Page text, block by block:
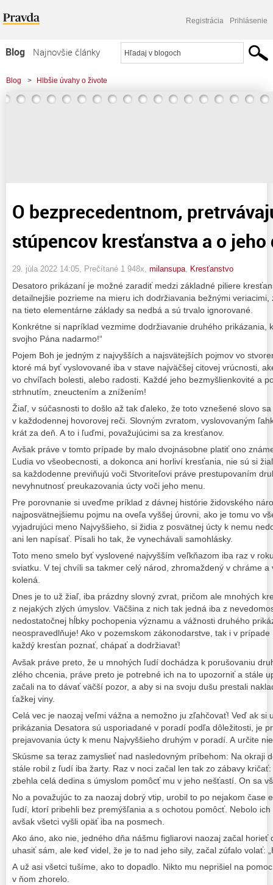
Registrácia Prihlásenie
Blog
Najnovšie články
Najčítanejšie články
Najkomentovanejšie články
Blog > Hlbšie úvahy o živote
> O bezprecedentnom, pretrvávajúcom hriechu stúpencov kresťanstva a o jeho
O bezprecedentnom,
stúpencov kresťanstva a o
29. júla 2022 14:05 , Prečítané 1 948x, milansupa Kresťanstvo
Desatoro prikázaní je možné zaradiť medzi základné piliere
detailnejšie pozrieme na mieru ich dodržiavania bežnými
na tieto elementárne základy sa nedbá a sú trvalo ignorované.
Konkrétne si napríklad vezmime dodržiavanie druhého prikázania,
svojho Pána nadarmo!“
Pojem Boh je jedným z najvyšších a najsvätejších pojmov vo
ktoré má byť vyslovované iba v stave najväčšej citovej vrúcnosti,
vo chvíľach bolesti, alebo radosti. Každé jeho bezmyšlienkovité a
strhnutím, zneuctením a znížením!
Žiaľ, v súčasnosti to došlo až tak ďaleko, že toto vznešené slovo
v každodennej hovorovej reči. Slovným zvratom, vyslovovaným
krát za deň. A to i ľuďmi, považujúcimi sa za kresťanov.
Avšak práve v tomto prípade by malo dvojnásobne platiť ono
Ľudia vo všeobecnosti, a dokonca ani horliví kresťania, nie sú si
sa každodenne previňujú voči Stvoriteľovi práve prestupovaním
nevyhnutnosť preukazovania úcty voči jeho menu.
Pre porovnanie si uveďme príklad z dávnej histórie židovského
najposvätnejšiemu pojmu na oveľa vyššej úrovni, ako je tomu vo
vyjadrujúci meno Najvyššieho, si židia z posvätnej úcty k nemu
ani len napísať. Písali ho tak, že vynechávali samohlásky.
Toto meno smelo byť vyslovené najvyšším veľkňazom iba raz v
sviatku. V tej chvíli sa takmer celý národ, zhromaždený v chráme
kolená.
Dnes je to už žiaľ, iba prázdny slovný zvrat, pričom ale mnohých
z nejakých zlých úmyslov. Väčšina z nich tak jedná iba z
nedostatočnej hĺbky pochopenia významu a vážnosti druhého
neospravedlňuje! Ako v pozemskom zákonodarstve, tak i v
každý kresťan poznať, chápať a dodržiavať!
Avšak práve preto, že u mnohých ľudí dochádza k porušovaniu
zlého chcenia, práve preto je potrebné ich na to upozorniť a stále
začali na to dávať väčší pozor, a aby si na svoju dušu prestali
ťažkej viny.
Celá vec je naozaj veľmi vážna a nemožno ju zľahčovať! Veď ak si
prikázania Desatora sú usporiadané v poradí podľa dôležitosti, je
prejavovania úcty k menu Najvyššieho druhým v poradí. A určite
Skúsme sa teraz zamyslieť nad nasledovným príbehom: Na okraji
stále robil z ľudí iba žarty. Raz v noci začal len tak zo zábavy
zbehla celá dedina s úmyslom pomôcť mu v jeho nešťastí. On sa
No a považujúc to za naozaj dobrý vtip, urobil to po nejakom čase
ľudí, ktorí pribehli bez premýšľania a s ochotou pomôcť. Nebolo
avšak všetci vyšli opäť iba na posmech.
Ako áno, ako nie, jedného dňa nášmu figliarovi naozaj začal horieť
uhasiť sám, ale keď videl, že je to nad jeho sily, začal zúfalo volať:
A už asi všetci tušíme, ako to dopadlo. Nikto mu neprišiel na
v ňom zhorelo.